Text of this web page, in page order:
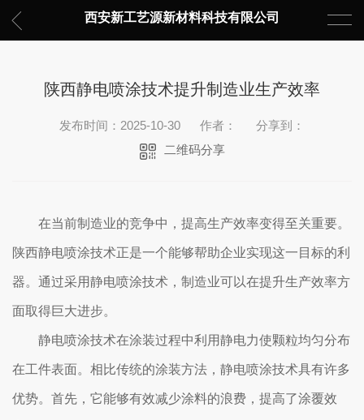
西安新工艺源新材料科技有限公司
陕西静电喷涂技术提升制造业生产效率
发布时间：2025-10-30 作者：
分享到：
二维码分享
在当前制造业的竞争中，提高生产效率变得至关重要。
陕西静电喷涂技术正是一个能够帮助企业实现这一目标的利
器。通过采用静电喷涂技术，制造业可以在提升生产效率方
面取得巨大进步。
静电喷涂技术在涂装过程中利用静电力使颗粒均匀分布
在工件表面。相比传统的涂装方法，静电喷涂技术具有许多
优势。首先，它能够有效减少涂料的浪费，提高了涂覆效